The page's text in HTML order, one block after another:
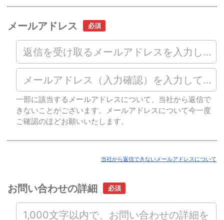
メールアドレス
一部に該当するメールアドレスについて、当社から返信で
きないことがございます。メールアドレスについて今一度
ご確認のほどお願いいたします。
当社から返信できないメールアドレスについて
お問い合わせの詳細